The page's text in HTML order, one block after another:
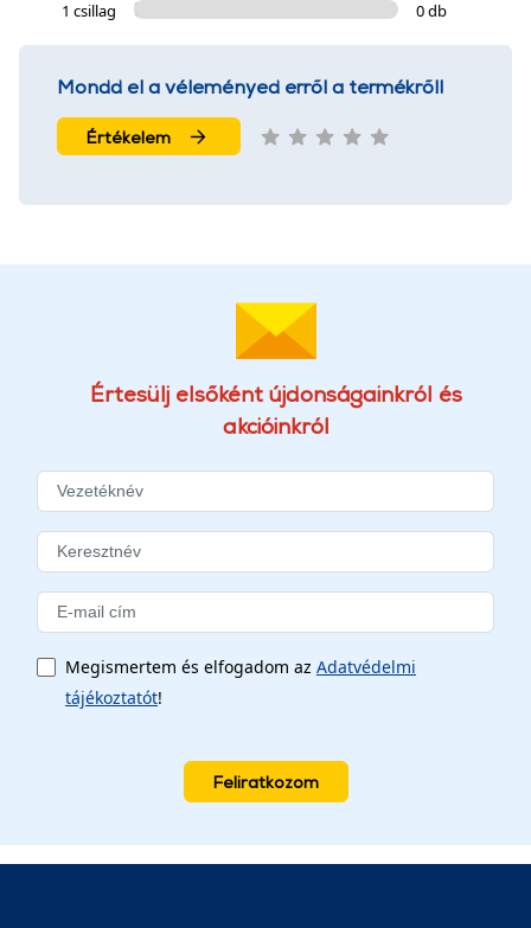
1 csillag
0 db
Mondd el a véleményed erről a termékről!
Értékelem
Értesülj elsőként újdonságainkról és
akcióinkról
Megismertem és elfogadom az Adatvédelmi
tájékoztatót!
Feliratkozom